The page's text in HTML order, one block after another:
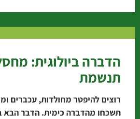
הדברה ביולוגית:
תנשמת
רוצים להיפטר מחולדות, עכברים
תשכחו מהדברה כימית. הדבר הבא